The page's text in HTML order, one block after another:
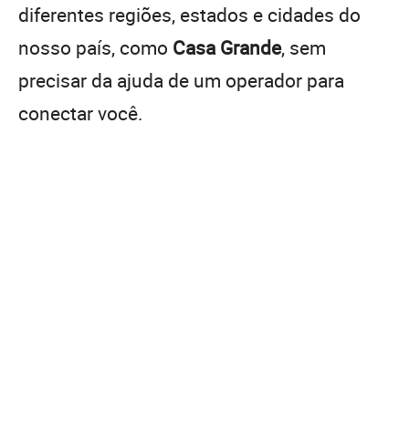
diferentes regiões, estados e cidades do
nosso país, como Casa Grande, sem
precisar da ajuda de um operador para
conectar você.